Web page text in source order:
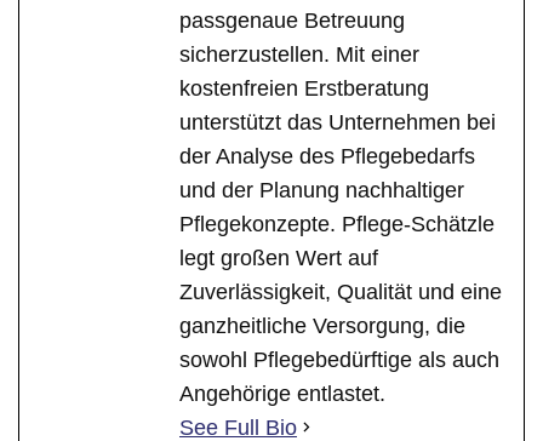
passgenaue Betreuung
sicherzustellen. Mit einer
kostenfreien Erstberatung
unterstützt das Unternehmen bei
der Analyse des Pflegebedarfs
und der Planung nachhaltiger
Pflegekonzepte. Pflege-Schätzle
legt großen Wert auf
Zuverlässigkeit, Qualität und eine
ganzheitliche Versorgung, die
sowohl Pflegebedürftige als auch
Angehörige entlastet.
See Full Bio